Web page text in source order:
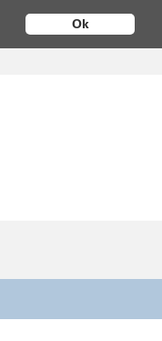
Ok